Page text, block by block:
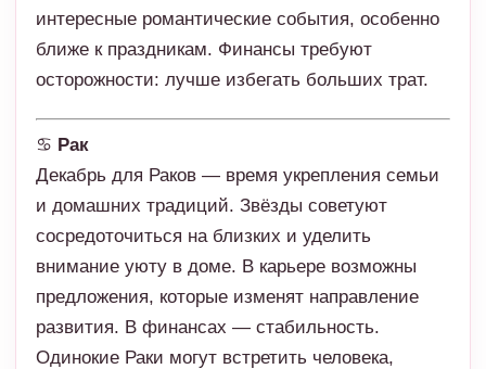
интересные романтические события, особенно
ближе к праздникам. Финансы требуют
осторожности: лучше избегать больших трат.
♋ Рак
Декабрь для Раков — время укрепления семьи
и домашних традиций. Звёзды советуют
сосредоточиться на близких и уделить
внимание уюту в доме. В карьере возможны
предложения, которые изменят направление
развития. В финансах — стабильность.
Одинокие Раки могут встретить человека,